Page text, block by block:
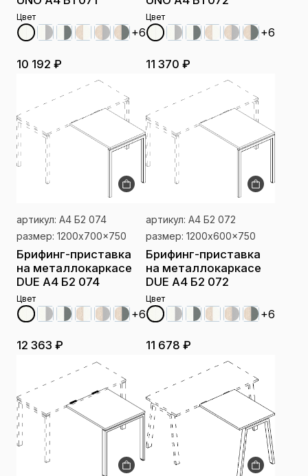
Цвет
+6
10 192 ₽
Цвет
+6
11 370 ₽
артикул: А4 Б2 074
размер: 1200x700x750
Брифинг-приставка
на металлокаркасе
DUE А4 Б2 074
Цвет
+6
12 363 ₽
артикул: А4 Б2 072
размер: 1200x600x750
Брифинг-приставка
на металлокаркасе
DUE А4 Б2 072
Цвет
+6
11 678 ₽